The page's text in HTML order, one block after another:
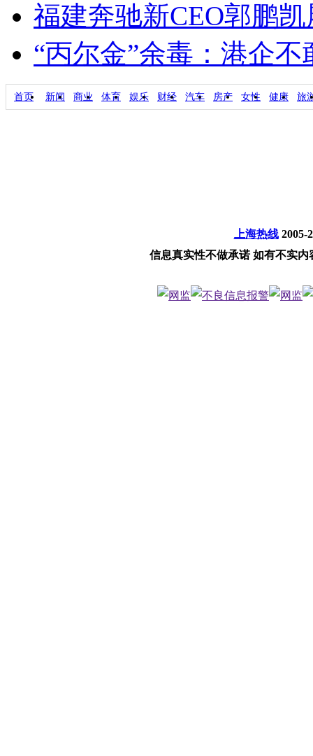
福建奔驰新CEO郭鹏
“丙尔金”余毒：港企
首页 新闻 商业 体育 娱乐 财经 汽车 房产 女性 健康 旅
上海热线2005-
信息真实性不做承诺 如有不实